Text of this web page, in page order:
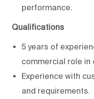
performance.
Qualifications
5 years of
commercial role in
Experience with
and requirements.